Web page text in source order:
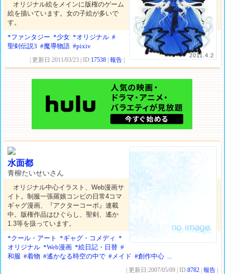
2011.4.2
オリジナル絵をメインに版権のゲーム
絵を描いています。女の子絵が多いで
す。
*ファンタジー *少女 *オリジナル #
聖剣伝説3 #魔導物語 #pixiv
| 更新日:2011/03/23 | ID:17538 |報告
水面都
青柳たいせいさん
オリジナル中心イラスト、Web漫画サ
イト。制服一張羅娘コンビの日常4コマ
ギャグ漫画、『アクターコーポ』連載
中。版権作品はひぐらし、聖剣、遙か
1.3等を扱っています。
*クール・アート
*ギャグ・コメディ *
オリジナル *Web漫画 *絵日記・日替 #
和服 #着物 #遙かなる時空の中で #メイド #創作中心 ...
| 更新日:2007/05/09 | ID:8782 |報告